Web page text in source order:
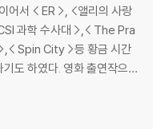
어서 < ER >, <앨리의 사랑
과학 수사대 >,< The Pra
Spin City >등 황금 시간
화 출연작으로
샘의 비범한 딸 루시 역을 맡
< Sweet Home Alabama